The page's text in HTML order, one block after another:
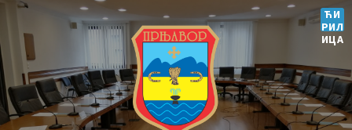
ЋИ
РИЛ
ИЦА